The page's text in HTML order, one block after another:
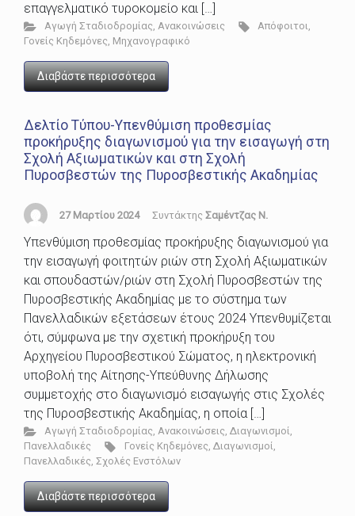
επαγγελματικό τυροκομείο και […]
Αγωγή Σταδιοδρομίας, Ανακοινώσεις Απόφοιτοι,
Γονείς Κηδεμόνες, Μηχανογραφικό
Διαβάστε περισσότερα
Δελτίο Τύπου-Υπενθύμιση προθεσμίας
προκήρυξης διαγωνισμού για την εισαγωγή στη
Σχολή Αξιωματικών και στη Σχολή
Πυροσβεστών της Πυροσβεστικής Ακαδημίας
27 Μαρτίου 2024 Συντάκτης Σαμέντζας Ν.
Υπενθύμιση προθεσμίας προκήρυξης διαγωνισμού για
την εισαγωγή φοιτητών ριών στη Σχολή Αξιωματικών
και σπουδαστών/ριών στη Σχολή Πυροσβεστών της
Πυροσβεστικής Ακαδημίας με το σύστημα των
Πανελλαδικών εξετάσεων έτους 2024 Υπενθυμίζεται
ότι, σύμφωνα με την σχετική προκήρυξη του
Αρχηγείου Πυροσβεστικού Σώματος, η ηλεκτρονική
υποβολή της Αίτησης-Υπεύθυνης Δήλωσης
συμμετοχής στο διαγωνισμό εισαγωγής στις Σχολές
της Πυροσβεστικής Ακαδημίας, η οποία […]
Αγωγή Σταδιοδρομίας, Ανακοινώσεις, Διαγωνισμοί,
Πανελλαδικές
Γονείς Κηδεμόνες, Διαγωνισμοί,
Πανελλαδικές, Σχολές Ενστόλων
Διαβάστε περισσότερα